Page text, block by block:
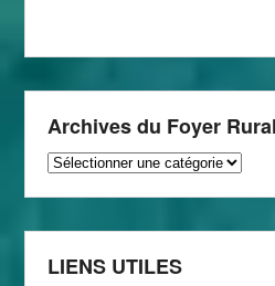
Archives du Foyer Rural
Archives
Rural
LIENS UTILES